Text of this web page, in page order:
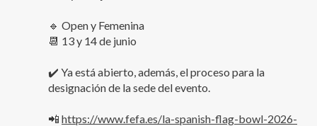
🔹 Open y Femenina
📆 13 y 14 de junio
✔️ Ya está abierto, además, el proceso para la
designación de la sede del evento.
📲 https://www.fefa.es/la-spanish-flag-bowl-2026-